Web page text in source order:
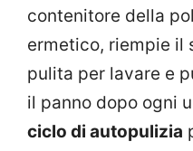
contenitore della
ermetico, riempie il
pulita per lavare e
il panno dopo ogni
ciclo di autopulizia